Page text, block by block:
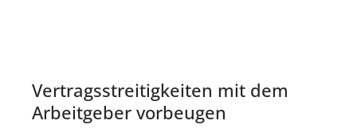
Vertragsstreitigkeiten mit dem
Arbeitgeber vorbeugen